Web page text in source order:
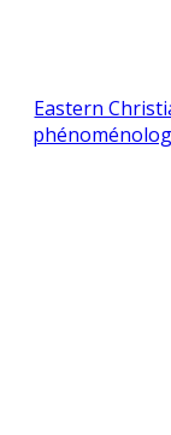
Eastern